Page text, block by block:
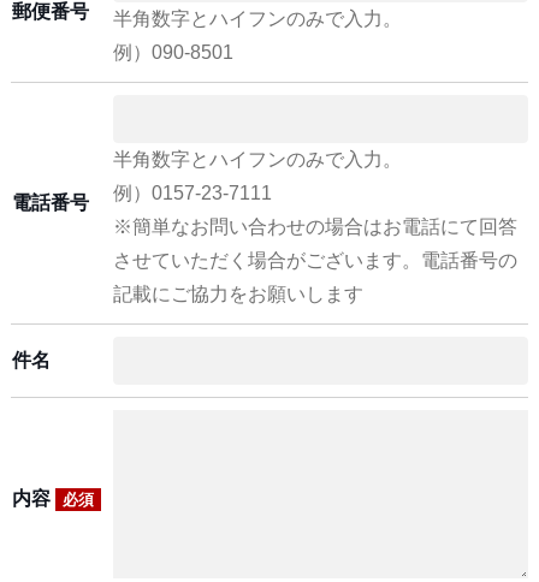
郵便番号
半角数字とハイフンのみで入力。
例）090-8501
電話番号
半角数字とハイフンのみで入力。
例）0157-23-7111
※簡単なお問い合わせの場合はお電話にて回答
させていただく場合がございます。電話番号の
記載にご協力をお願いします
件名
内容 必須